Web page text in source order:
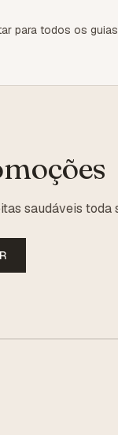
para todos os guias
saudáveis toda